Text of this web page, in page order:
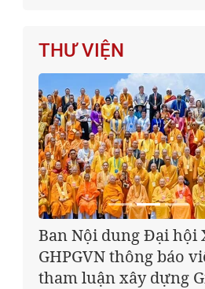
THƯ VIỆN
Ban Nội dung Đại hội
GHPGVN thông báo
tham luận xây dựng
Giáo hội kêu gọi Tăng
Phật tử cả nước thể
lòng tri ân trọn vẹn